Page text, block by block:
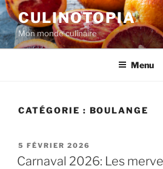
Aller
au
contenu
principal
CULINOTOPIA
Mon monde culinaire
Menu
CATÉGORIE : BOULANGE
PUBLIÉ
LE
5 FÉVRIER 2026
Carnaval 2026: Les